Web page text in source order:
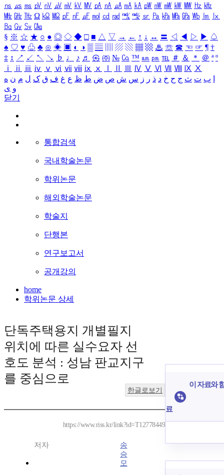
㎱ ㎲ ㎳ ㎴ ㎵ ㎶ ㎷ ㎸ ㎹ ㎀ ㎁ ㎂ ㎃ ㎄ ㎺ ㎻ ㎽ ㎾ ㎿ ㎐ ㎑
㎒ ㎓ ㎔ Ω ㏀ ㏁ ㎊ ㎋ ㎌ ㏖ ㏅ ㎭ ㎮ ㎯ ㏛ ㎩ ㎪ ㎫ ㎬ ㏝ ㏐
㏓
㏃ ㏉ ㏜ ㏆
§ ※ ☆ ★ ○ ● ◎ ◇ ◆ □ ■ △ ▽ → ← ↑ ↓ ↔ 〓 ◁ ◀ ▷ ▶ ♤
♠ ♡ ♥ ♧ ♣ ⊙ ◈ ▣ ◐ ◑ ▒ ▤ ▨ ▧ ▦ ▩ ♨ ☏ ☎ ☜ ☞ ¶ †
‡ ↕ ↗ ↙ ↖ ↘ ♭ ♩ ♪ ♬ ㉿ ㈜ № ㏇ ™ ㏂ ㏘ ℡ ＃ ＆ ＊ ＠ ª º
ⅰ
ⅱ ⅲ ⅳ ⅴ ⅵ ⅶ ⅷ ⅸ ⅹ Ⅳ Ⅴ Ⅵ Ⅶ Ⅷ Ⅸ Ⅹ
ب ت ث ج ح خ د ذ ر ز س ش ص ض ط ظ ع غ ف ق ک ل م ن ه
و ی
닫기
통합검색
국내학술논문
학위논문
해외학술논문
학술지
단행본
연구보고서
공개강의
home
학위논문 상세
단독주택용지 개별필지
위치에 따른 실수요자 선
호도 분석 : 성남 판교지구
를 중심으로
한글로보기
https://www.riss.kr/link?id=T12778449
저자
송
승
모
이 자료와
료